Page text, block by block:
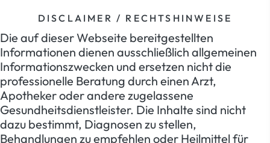
DISCLAIMER / RECHTSHINWEISE
Die auf dieser Webseite bereitgestellten
Informationen dienen ausschließlich allgemeinen
Informationszwecken und ersetzen nicht die
professionelle Beratung durch einen Arzt,
Apotheker oder andere zugelassene
Gesundheitsdienstleister. Die Inhalte sind nicht
dazu bestimmt, Diagnosen zu stellen,
Behandlungen zu empfehlen oder Heilmittel für